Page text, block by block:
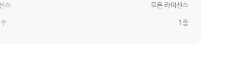
스 모든 라이선스
1종